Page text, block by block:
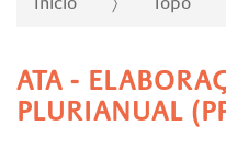
ATA -
PLURIANUAL